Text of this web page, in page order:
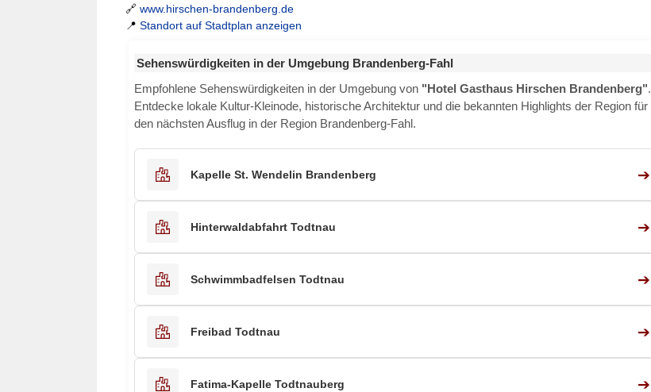
🔗 www.hirschen-brandenberg.de
📍 Standort auf Stadtplan anzeigen
Sehenswürdigkeiten in der Umgebung Brandenberg-Fahl
Empfohlene Sehenswürdigkeiten in der Umgebung von "Hotel Gasthaus Hirschen Brandenberg".
Entdecke lokale Kultur-Kleinode, historische Architektur und die bekannten Highlights der Region für
den nächsten Ausflug in der Region Brandenberg-Fahl.
Kapelle St. Wendelin Brandenberg ➔
Hinterwaldabfahrt Todtnau ➔
Schwimmbadfelsen Todtnau ➔
Freibad Todtnau ➔
Fatima-Kapelle Todtnauberg ➔